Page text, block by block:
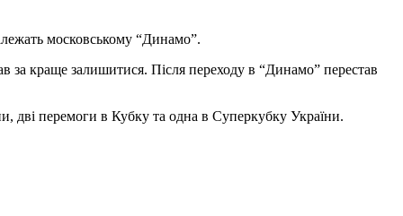
московському “Динамо”.
за краще залишитися. Після переходу в “Динамо” перестав
дві перемоги в Кубку та одна в Суперкубку України.